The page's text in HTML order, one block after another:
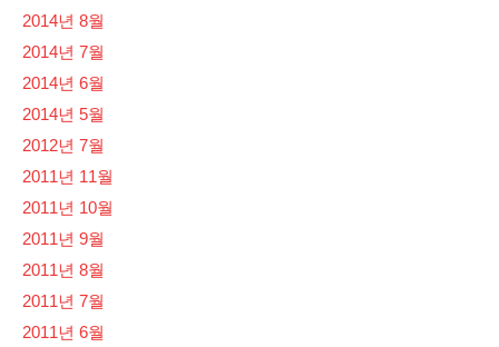
2014년 8월
2014년 7월
2014년 6월
2014년 5월
2012년 7월
2011년 11월
2011년 10월
2011년 9월
2011년 8월
2011년 7월
2011년 6월